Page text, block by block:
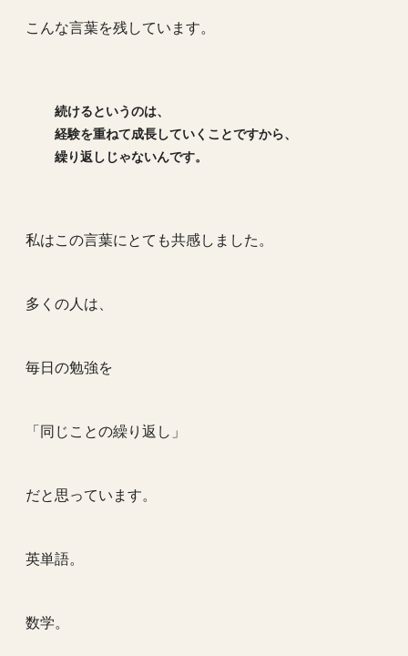
こんな言葉を残しています。
続けるというのは、
経験を重ねて成長していくことですから、
繰り返しじゃないんです。
私はこの言葉にとても共感しました。
多くの人は、
毎日の勉強を
「同じことの繰り返し」
だと思っています。
英単語。
数学。